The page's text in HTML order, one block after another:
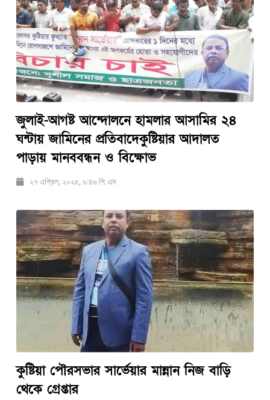
জুলাই-আগষ্ট আন্দোলনে হামলার আসামির ২৪
ঘন্টায় জামিনের প্রতিবাদেকুষ্টিয়ার আদালত
পাড়ায় মানববন্ধন ও বিক্ষোভ
২৭ এপ্রিল, ২০২৫, ৬:৪৬ পি.এম
কুষ্টিয়া পৌরসভার সার্ভেয়ার মান্নান নিজ বাড়ি
থেকে গ্রেপ্তার